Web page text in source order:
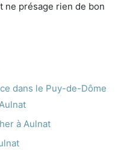
ne présage rien de bon
dans le Puy-de-Dôme
à Aulnat